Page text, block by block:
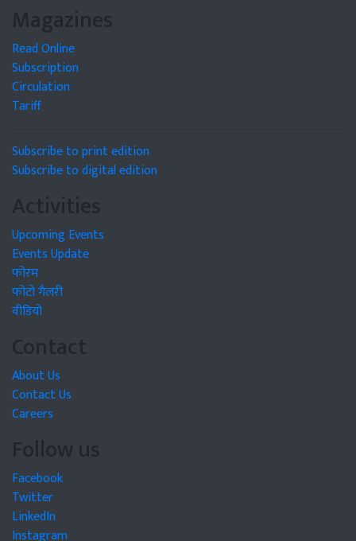
Magazines
Read Online
Subscription
Circulation
Tariff
Subscribe to print edition
Subscribe to digital edition
Activities
Upcoming Events
Events Update
फोरम
फोटो गैलरी
वीडियो
Contact
About Us
Contact Us
Careers
Follow us
Facebook
Twitter
LinkedIn
Instagram